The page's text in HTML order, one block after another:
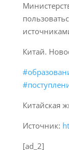
Китай.
Китайская
Источник:
[ad_2]